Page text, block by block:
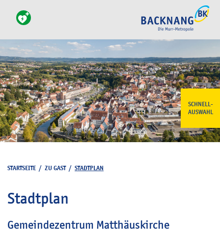
SCHNELL-
AUSWAHL
STARTSEITE / ZU GAST/ STADTPLAN
Stadtplan
Gemeindezentrum Matthäuskirche